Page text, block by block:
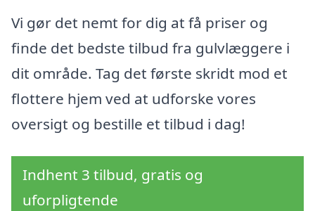
Vi gør det nemt for dig at få priser og
finde det bedste tilbud fra gulvlæggere i
dit område. Tag det første skridt mod et
flottere hjem ved at udforske vores
oversigt og bestille et tilbud i dag!
Indhent 3 tilbud, gratis og
uforpligtende